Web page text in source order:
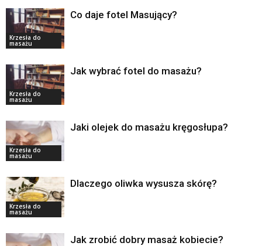
Krzesła do
masażu
Co daje fotel Masujący?
Krzesła do
masażu
Jak wybrać fotel do masażu?
Krzesła do
masażu
Jaki olejek do masażu kręgosłupa?
Krzesła do
masażu
Dlaczego oliwka wysusza skórę?
Jak zrobić dobry masaż kobiecie?